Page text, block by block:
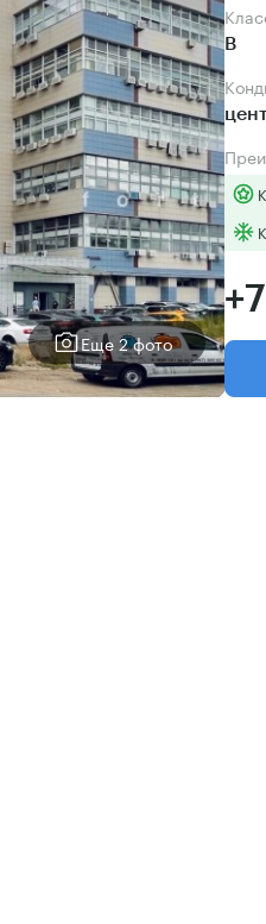
Еще 2 фото
B